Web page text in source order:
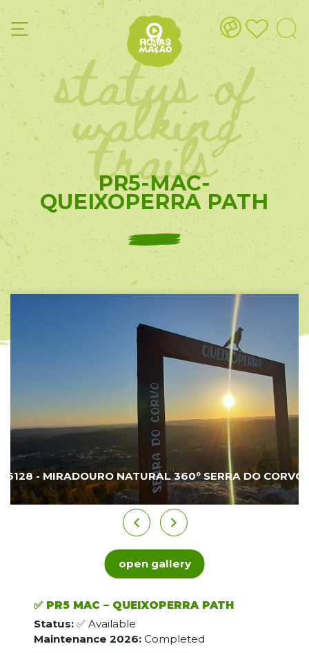
status of
walking
trails
PR5-MAC-
QUEIXOPERRA PATH
6128 - MIRADOURO NATURAL 360º SERRA DO CORVO
open gallery
✅ PR5 MAC – QUEIXOPERRA PATH
Status:✅ Available
Maintenance 2026:Completed